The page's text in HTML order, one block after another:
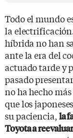
Todo el mundo
la
híbrida no han
ante la era del
actuado tarde y
pasado
no ha hecho
que los
su paciencia, la
Toyota a